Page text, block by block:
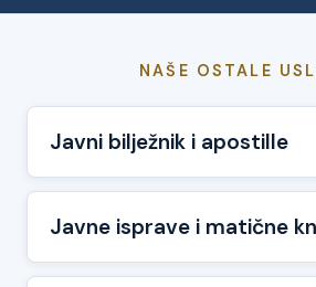
NAŠE OSTALE
Javni bilježnik i apostille
Javne isprave i matične